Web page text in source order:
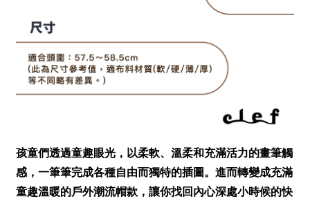
孩童們透過童趣眼光，以柔軟、溫柔和充滿活力的畫筆觸
感，一筆筆完成各種自由而獨特的插圖。進而轉變成充滿
童趣溫暖的戶外潮流帽款，讓你找回內心深處小時候的快